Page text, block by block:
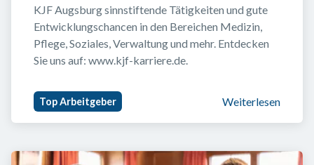
KJF Augsburg sinnstiftende Tätigkeiten und gute
Entwicklungschancen in den Bereichen Medizin,
Pflege, Soziales, Verwaltung und mehr. Entdecken
Sie uns auf: www.kjf-karriere.de.
Top Arbeitgeber Weiterlesen